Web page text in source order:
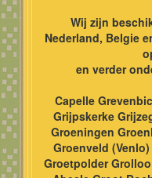
Wij zijn
Nederland, Belgie
en verder
Capelle
Grijpskerke
Groeningen
Groenveld
Groetpolder